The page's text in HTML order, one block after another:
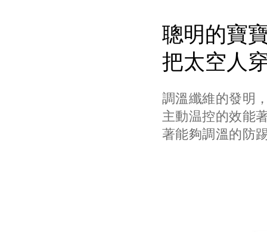
聰明的寶
把太空人
調溫纖維的發明
主動温控的效能
著能夠調溫的防